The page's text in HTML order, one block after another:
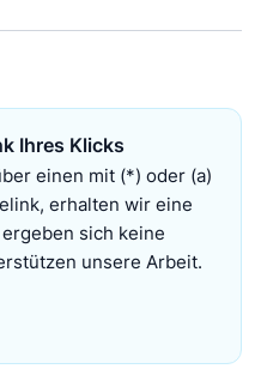
Ihres Klicks
einen mit (*) oder (a)
erhalten wir eine
sich keine
unsere Arbeit.